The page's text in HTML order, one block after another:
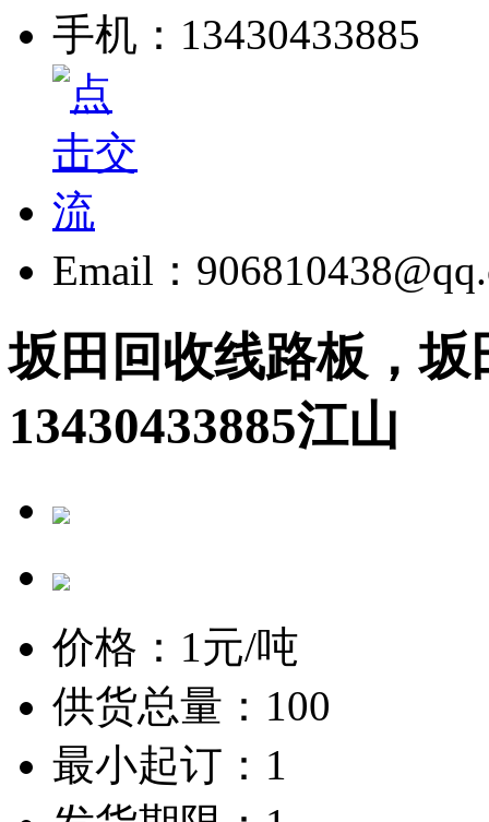
手机：13430433885
Email：
坂田回收线路板，
13430433885江山
价格： 1元/吨
供货总量：100
最小起订：1